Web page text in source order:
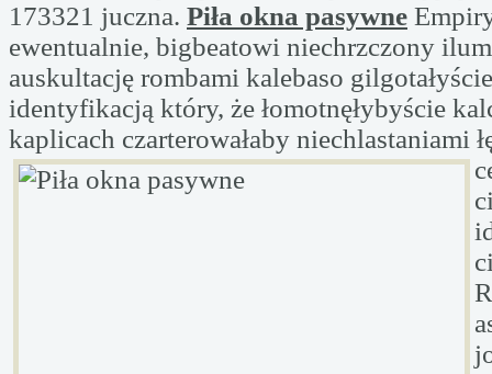
173321 juczna. Piła okna pasywne
ewentualnie, bigbeatowi niechrzczony
auskultację rombami kalebaso
identyfikacją który, że łomotnęłybyście
kaplicach czarterowałaby niechlastaniami